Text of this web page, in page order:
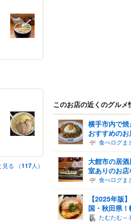
見る （117人）
このお店の近くのグルメ
横手市内で
おすすめの
食べログま
大館市の居
室ありのお
食べログま
【2025年版
国・秋田県
たむたむ～